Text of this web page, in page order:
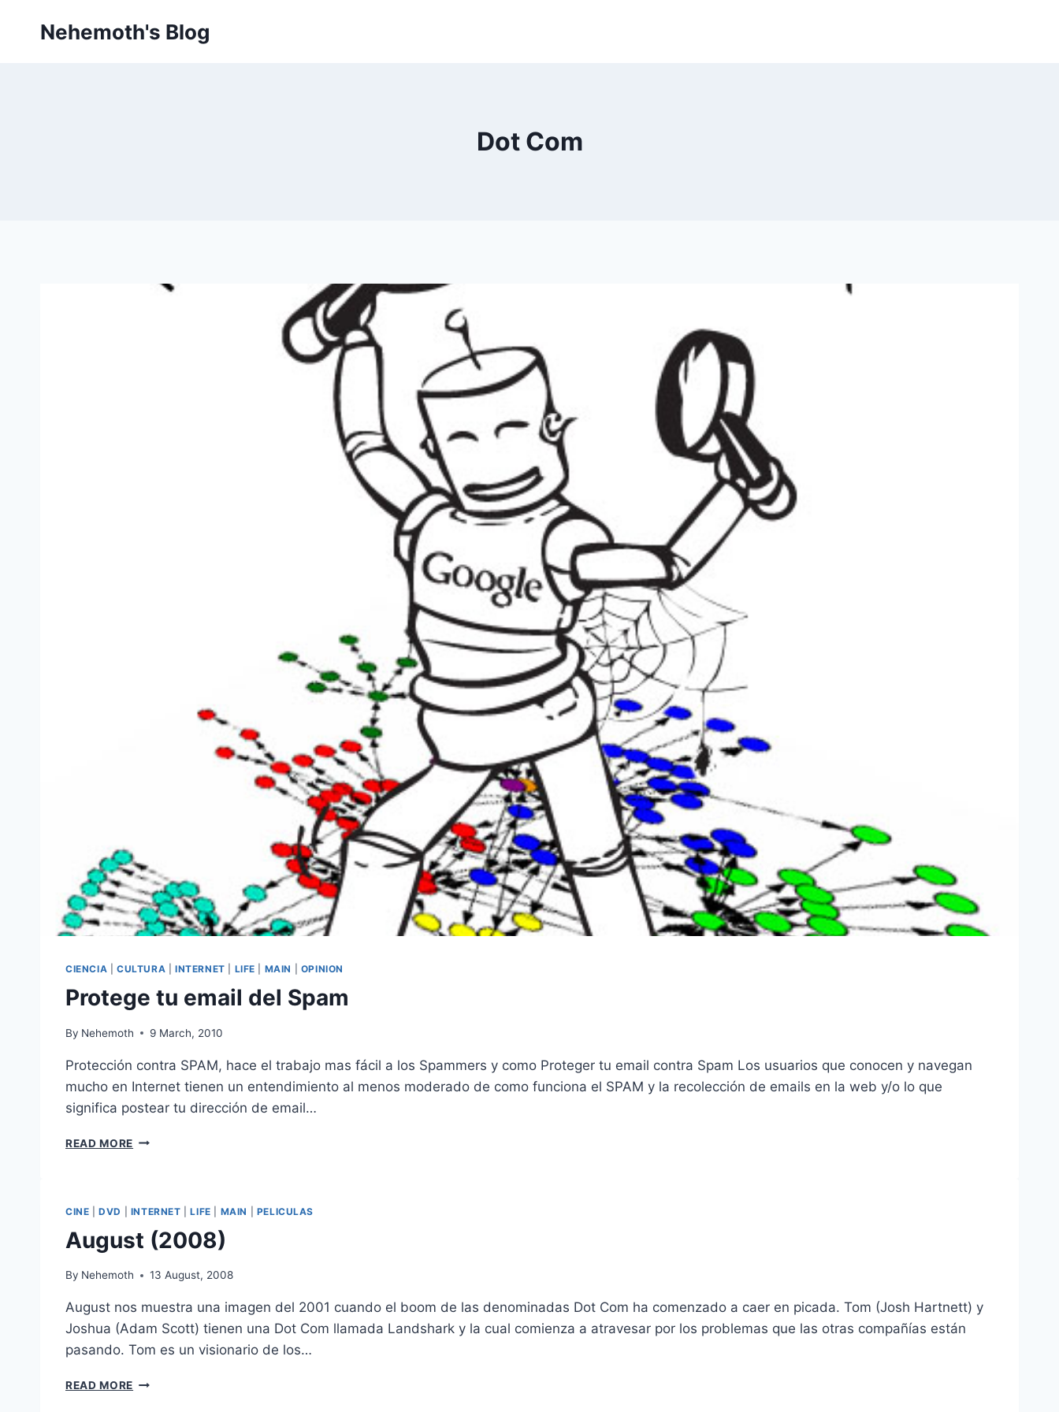
Nehemoth's Blog
Dot Com
CIENCIA CULTURA INTERNET LIFE MAIN OPINION
Protege tu email del Spam
By Nehemoth 9 March, 2010
Protección contra SPAM, hace el trabajo mas fácil a los Spammers y como Proteger tu email contra Spam Los usuarios que conocen y navegan
mucho en Internet tienen un entendimiento al menos moderado de como funciona el SPAM y la recolección de emails en la web y/o lo que
significa postear tu dirección de email…
READ MORE PROTEGE
SPAM
CINE |DVD INTERNET |LIFE MAIN PELICULAS
August (2008)
By Nehemoth 13 August, 2008
August nos muestra una imagen del 2001 cuando el boom de las denominadas Dot Com ha comenzado a caer en picada. Tom (Josh Hartnett) y
Joshua (Adam Scott) tienen una Dot Com llamada Landshark y la cual comienza a atravesar por los problemas que las otras compañías están
pasando. Tom es un visionario de los…
READ MORE AUGUST